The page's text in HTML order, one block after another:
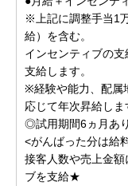
※上記に調整手当1
給）を含む。
インセンティブの
支給します。
※経験や能力、配属
応じて年次昇給しま
◎試用期間6ヵ月あ
<がんばった分は給
接客人数や売上金
ブを支給★